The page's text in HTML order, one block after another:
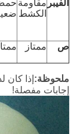
الفيبر مقاومة
الكشط
ص
ممتاز
ملحوظة: إذا كان
إجابات مفصلة!